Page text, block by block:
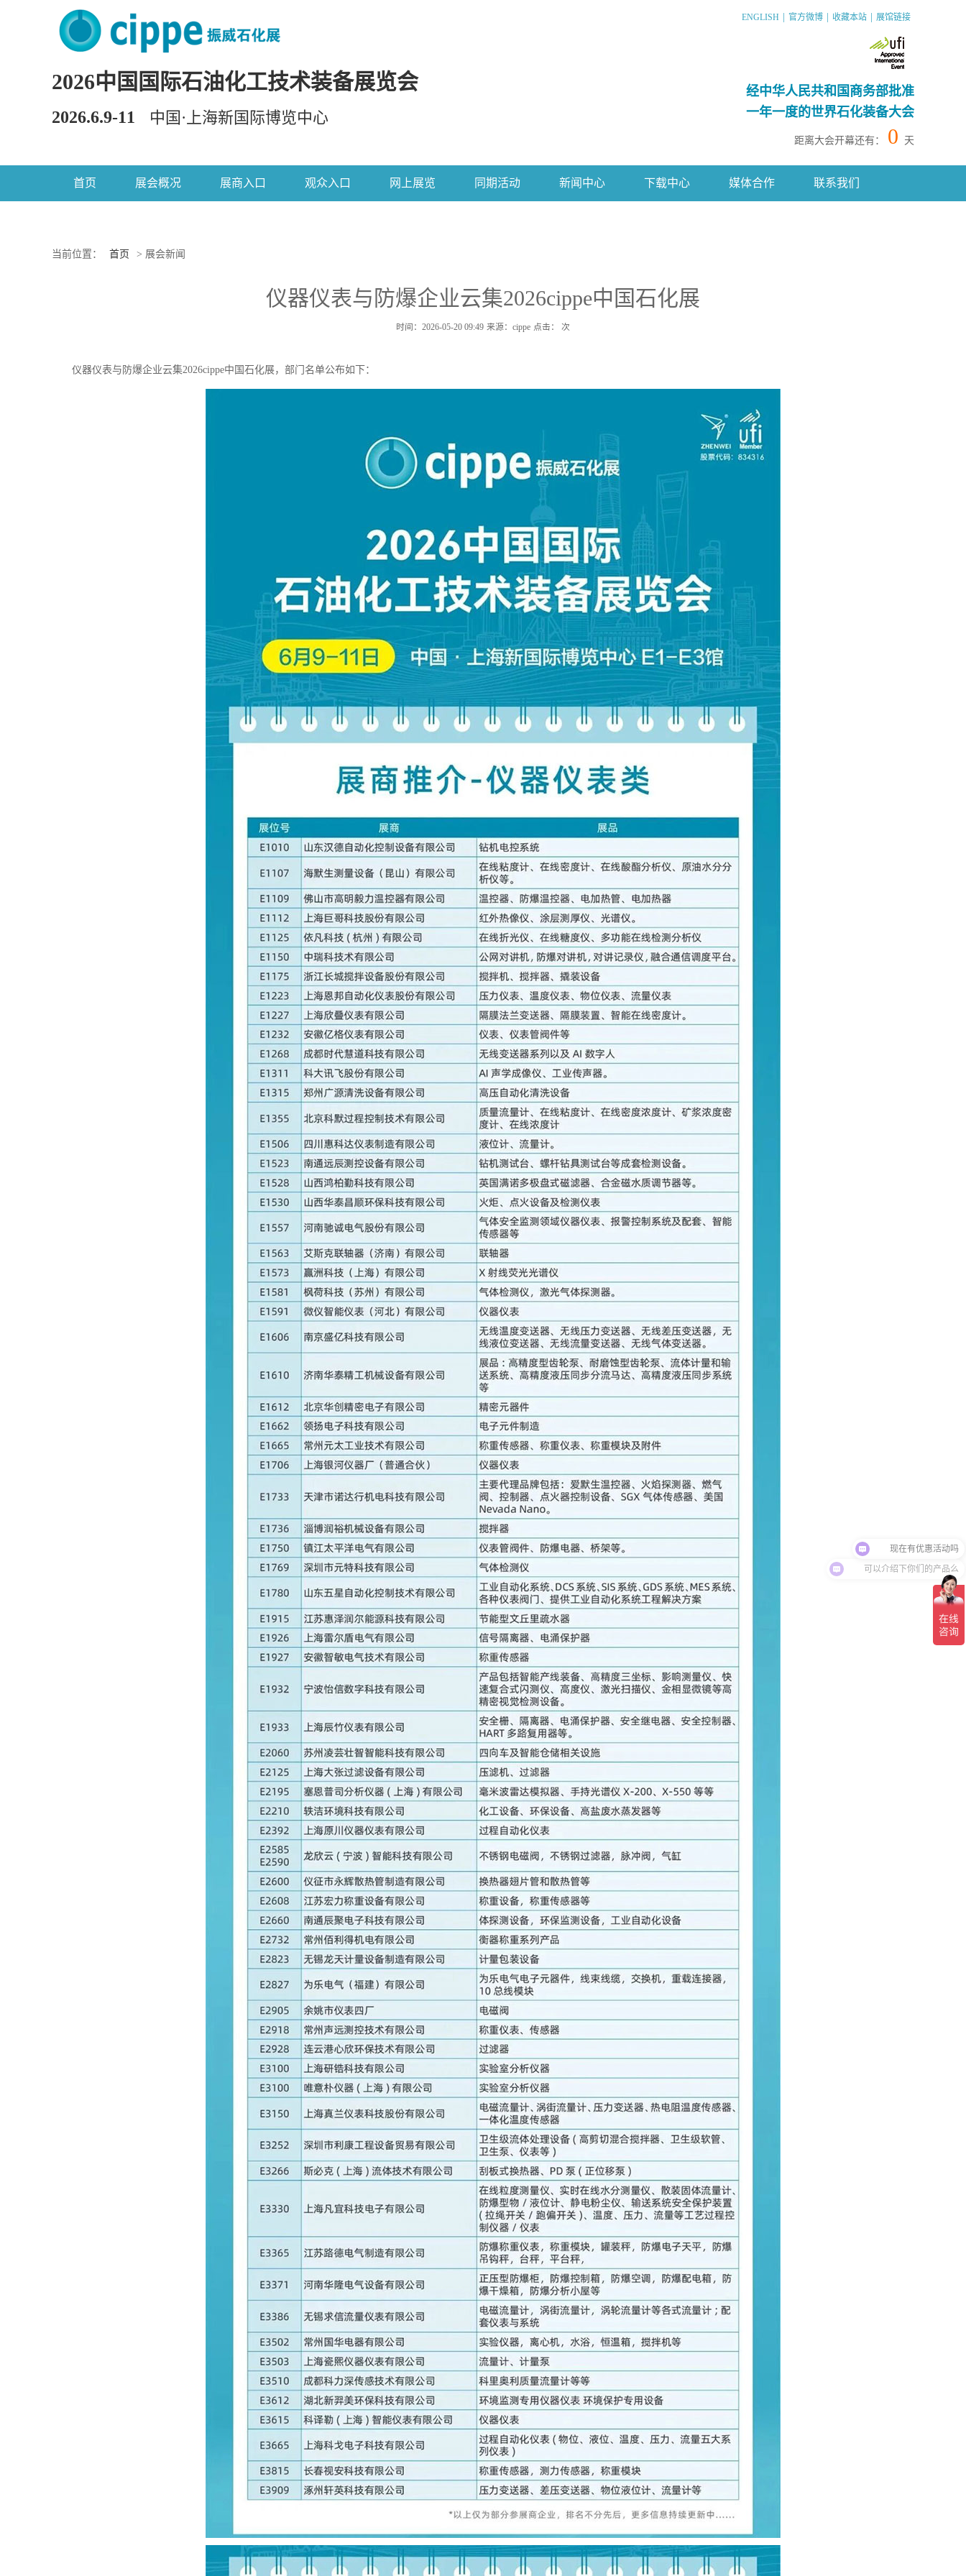
2026中国国际石油化工技术装备展览会
2026.6.9-11 中国·上海新国际博览中心
ENGLISH 官方微博 收藏本站 展馆链接
经中华人民共和国商务部批准
一年一度的世界石化装备大会
距离大会开幕还有： 0 天
首页 展会概况 展商入口 观众入口 网上展览 同期活动 新闻中心 下载中心 媒体合作 联系我们
当前位置： 首页 > 展会新闻
仪器仪表与防爆企业云集2026cippe中国石化展
时间：2026-05-20 09:49 来源：cippe 点击： 次
仪器仪表与防爆企业云集2026cippe中国石化展，部门名单公布如下：